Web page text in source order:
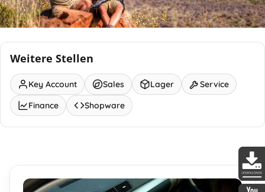
Weitere Stellen
Key Account Sales Lager
Service
Finance
Shopware